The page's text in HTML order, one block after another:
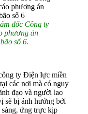
đốc Công ty
phương án
số 6.
ty Điện lực miền
các nơi mà có nguy
đạo và người lao
sẽ bị ảnh hưởng bởi
sàng, ứng trực kịp